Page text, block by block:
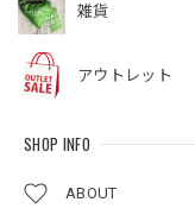
雑貨
アウトレット
SHOP INFO
ABOUT